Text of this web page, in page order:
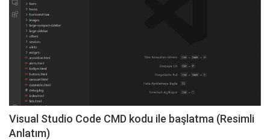
Visual Studio Code CMD kodu ile başlatma (Resimli
Anlatım)